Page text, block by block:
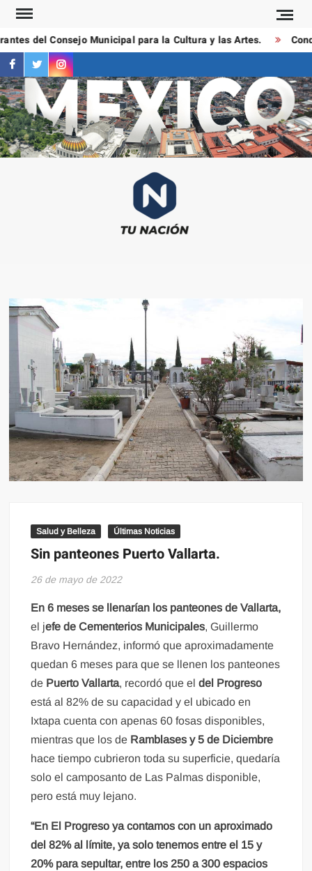
Saltar
contenidodel Consejo Municipal para la Cultura y las Artes.
facebook
twitterinstagram
Salud y Belleza Últimas Noticias
Sin panteones Puerto Vallarta.
26 de mayo de 2022
En 6 meses se llenarían los panteones de Vallarta,
el jefe de Cementerios Municipales, Guillermo
Bravo Hernández, informó que aproximadamente
quedan 6 meses para que se llenen los panteones
de Puerto Vallarta, recordó que eldel Progreso
está al 82% de su capacidad y el ubicado en
Ixtapa cuenta con apenas 60 fosas disponibles,
mientras que los de Ramblases y 5 de Diciembre
hace tiempo cubrieron toda su superficie, quedaría
solo el camposanto de Las Palmas disponible,
pero está muy lejano.
“En El Progreso ya contamos con un aproximado
del 82% al límite, ya solo tenemos entre el 15 y
20% para sepultar, entre los 250 a 300 espacios